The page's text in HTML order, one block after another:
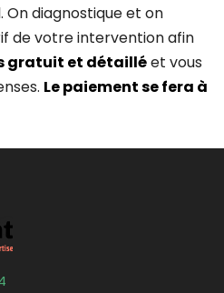
diagnostique et on
de votre intervention afin
gratuit et détailléet vous
Le paiement se fera à